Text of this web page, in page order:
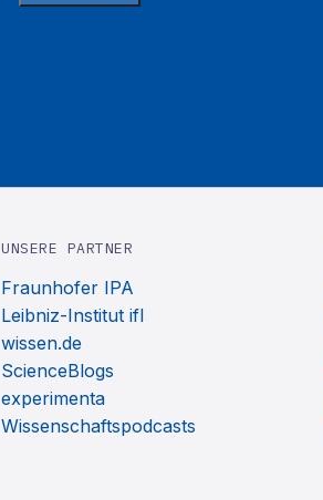
UNSERE PARTNER
Fraunhofer IPA
Leibniz-Institut ifl
wissen.de
ScienceBlogs
experimenta
Wissenschaftspodcasts